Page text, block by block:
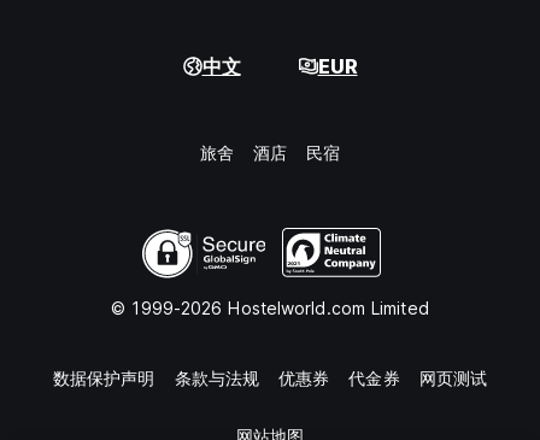
中文 EUR
旅舍 酒店 民宿
© 1999-2026 Hostelworld.com Limited
数据保护声明 条款与法规 优惠券 代金券 网页测试
网站地图